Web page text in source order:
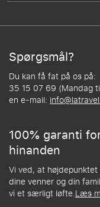
Spørgsmål?
Du kan få fat på os på:
35 15 07 69 (Mandag
en e-mail:
100% garanti
hinanden
Vi ved, at
dine venner og din
vi et særligt løfte.Læs